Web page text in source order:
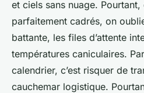
saisons idéales
Éléanore• 31/03/2026 10:30•10
et ciels sans nuage.
parfaitement cadrés, on
battante, les files d’attente
températures caniculaires.
calendrier, c’est risquer de
cauchemar logistique.